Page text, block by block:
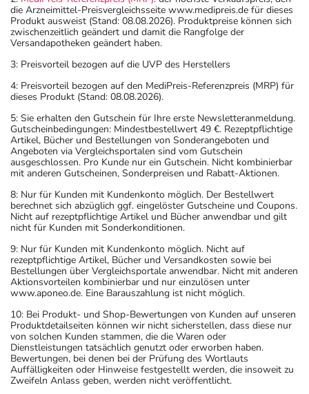
die Arzneimittel-Preisvergleichsseite www.medipreis.de für dieses
Produkt ausweist (Stand: 08.08.2026). Produktpreise können sich
zwischenzeitlich geändert und damit die Rangfolge der
Versandapotheken geändert haben.
3: Preisvorteil bezogen auf die UVP des Herstellers
4: Preisvorteil bezogen auf den MediPreis-Referenzpreis (MRP) für
dieses Produkt (Stand: 08.08.2026).
5: Sie erhalten den Gutschein für Ihre erste Newsletteranmeldung.
Gutscheinbedingungen: Mindestbestellwert 49 €. Rezeptpflichtige
Artikel, Bücher und Bestellungen von Sonderangeboten und
Angeboten via Vergleichsportalen sind vom Gutschein
ausgeschlossen. Pro Kunde nur ein Gutschein. Nicht kombinierbar
mit anderen Gutscheinen, Sonderpreisen und Rabatt-Aktionen.
8: Nur für Kunden mit Kundenkonto möglich. Der Bestellwert
berechnet sich abzüglich ggf. eingelöster Gutscheine und Coupons.
Nicht auf rezeptpflichtige Artikel und Bücher anwendbar und gilt
nicht für Kunden mit Sonderkonditionen.
9: Nur für Kunden mit Kundenkonto möglich. Nicht auf
rezeptpflichtige Artikel, Bücher und Versandkosten sowie bei
Bestellungen über Vergleichsportale anwendbar. Nicht mit anderen
Aktionsvorteilen kombinierbar und nur einzulösen unter
www.aponeo.de. Eine Barauszahlung ist nicht möglich.
10: Bei Produkt- und Shop-Bewertungen von Kunden auf unseren
Produktdetailseiten können wir nicht sicherstellen, dass diese nur
von solchen Kunden stammen, die die Waren oder
Dienstleistungen tatsächlich genutzt oder erworben haben.
Bewertungen, bei denen bei der Prüfung des Wortlauts
Auffälligkeiten oder Hinweise festgestellt werden, die insoweit zu
Zweifeln Anlass geben, werden nicht veröffentlicht.